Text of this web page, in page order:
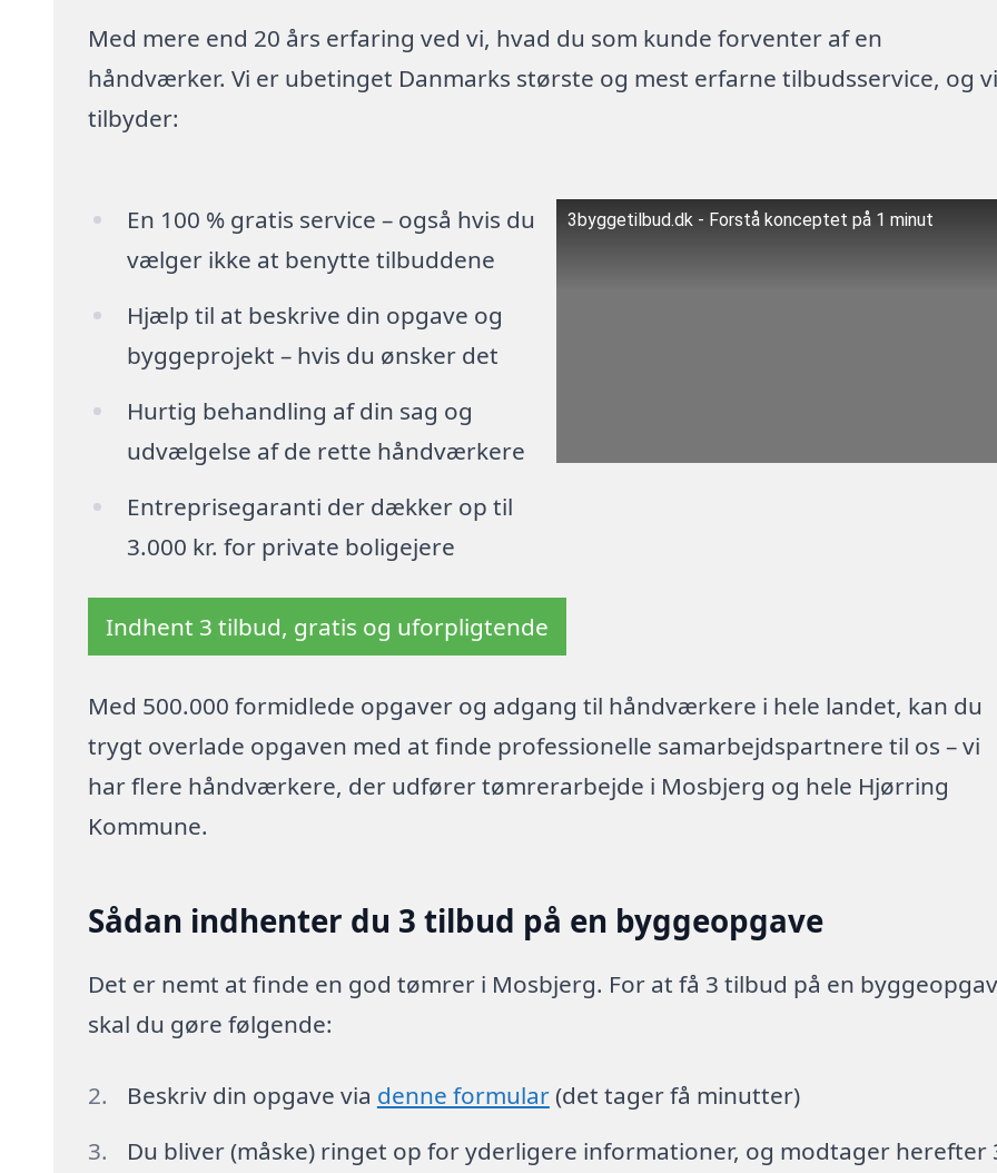
Med mere end 20 års erfaring ved vi, hvad du som kunde forventer af en
håndværker. Vi er ubetinget Danmarks største og mest erfarne tilbudsservice, og
tilbyder:
En 100 % gratis service – også hvis du
vælger ikke at benytte tilbuddene
Hjælp til at beskrive din opgave og
byggeprojekt – hvis du ønsker det
Hurtig behandling af din sag og
udvælgelse af de rette håndværkere
Entreprisegaranti der dækker op til
3.000 kr. for private boligejere
3byggetilbud.dk - Forstå konceptet på 1 minut
Indhent 3 tilbud, gratis og uforpligtende
Med 500.000 formidlede opgaver og adgang til håndværkere i hele landet, kan du
trygt overlade opgaven med at finde professionelle samarbejdspartnere til os – vi
har flere håndværkere, der udfører tømrerarbejde i Mosbjerg og hele Hjørring
Kommune.
Sådan indhenter du 3 tilbud på en byggeopgave
Det er nemt at finde en god tømrer i Mosbjerg. For at få 3 tilbud på en
skal du gøre følgende:
Beskriv din opgave via denne formular(det tager få minutter)
Du bliver (måske) ringet op for yderligere informationer, og modtager herefter